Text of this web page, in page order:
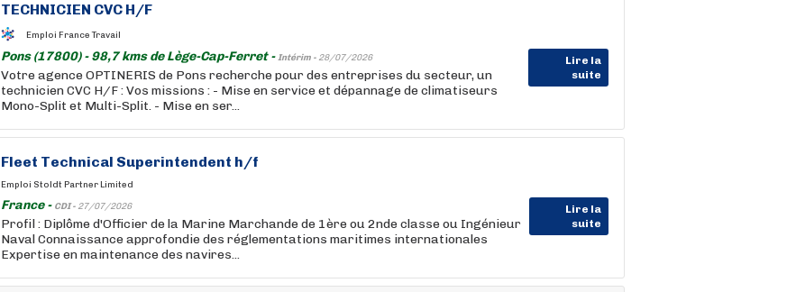
TECHNICIEN CVC H/F
Emploi France Travail
Pons (17800) - 98,7 kms de Lège-Cap-Ferret -Intérim - 28/07/2026
Lire la
suite
Votre agence OPTINERIS de Pons recherche pour des entreprises du secteur, un
technicien CVC H/F : Vos missions : - Mise en service et dépannage de climatiseurs
Mono-Split et Multi-Split. - Mise en ser...
Fleet Technical Superintendent h/f
Emploi Stoldt Partner Limited
France - CDI - 27/07/2026
Lire la
suite
Profil : Diplôme d'Officier de la Marine Marchande de 1ère ou 2nde classe ou Ingénieur
Naval Connaissance approfondie des réglementations maritimes internationales
Expertise en maintenance des navires...